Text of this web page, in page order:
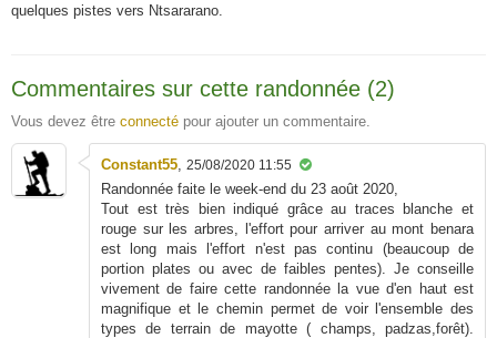
quelques pistes vers Ntsararano.
Commentaires sur cette randonnée (2)
Vous devez être connecté pour ajouter un commentaire.
Constant55 25/08/2020 11:55
Randonnée faite le week-end du 23 août 2020,
Tout est très bien indiqué grâce au traces blanche et
rouge sur les arbres, l'effort pour arriver au mont benara
est long mais l'effort n'est pas continu (beaucoup de
portion plates ou avec de faibles pentes). Je conseille
vivement de faire cette randonnée la vue d'en haut est
magnifique et le chemin permet de voir l'ensemble des
types de terrain de mayotte ( champs, padzas,forêt).